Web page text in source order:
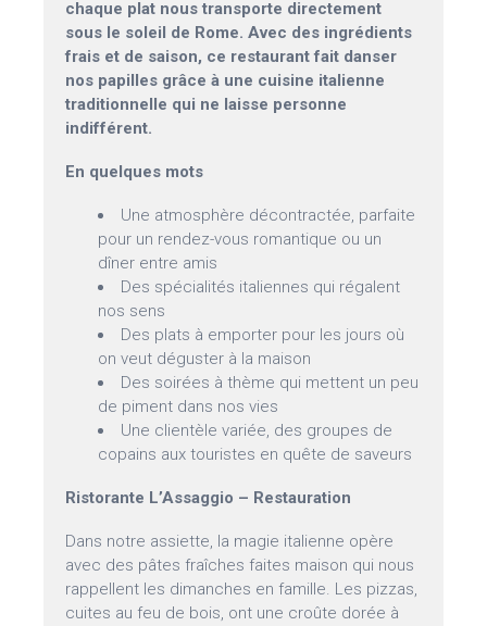
chaque plat nous transporte directement
sous le soleil de Rome. Avec des ingrédients
frais et de saison, ce restaurant fait danser
nos papilles grâce à une cuisine italienne
traditionnelle qui ne laisse personne
indifférent.
En quelques mots
Une atmosphère décontractée, parfaite
pour un rendez-vous romantique ou un
dîner entre amis
Des spécialités italiennes qui régalent
nos sens
Des plats à emporter pour les jours où
on veut déguster à la maison
Des soirées à thème qui mettent un peu
de piment dans nos vies
Une clientèle variée, des groupes de
copains aux touristes en quête de saveurs
Ristorante L’Assaggio – Restauration
Dans notre assiette, la magie italienne opère
avec des pâtes fraîches faites maison qui nous
rappellent les dimanches en famille. Les pizzas,
cuites au feu de bois, ont une croûte dorée à